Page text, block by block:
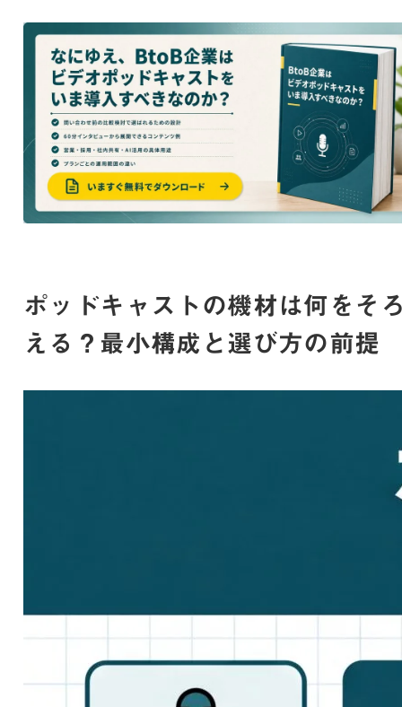
ポッドキャストの機材は何をそ
える？最小構成と選び方の前提